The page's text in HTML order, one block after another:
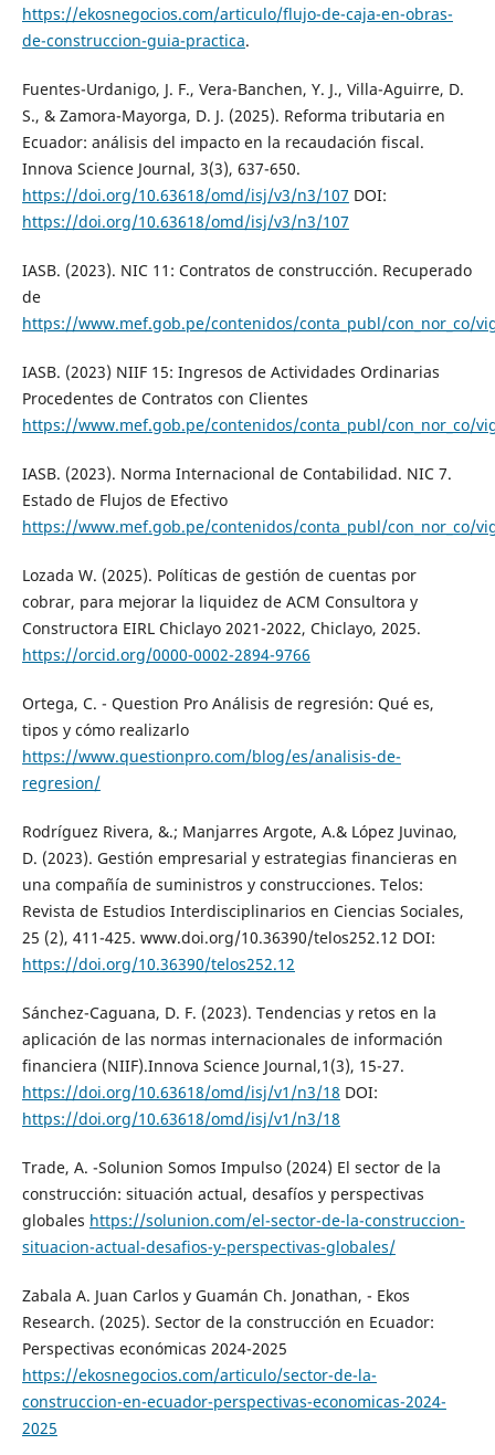
https://ekosnegocios.com/articulo/flujo-de-caja-en-obras-
de-construccion-guia-practica.
Fuentes-Urdanigo, J. F., Vera-Banchen, Y. J., Villa-Aguirre, D.
S., & Zamora-Mayorga, D. J. (2025). Reforma tributaria en
Ecuador: análisis del impacto en la recaudación fiscal.
Innova Science Journal, 3(3), 637-650.
https://doi.org/10.63618/omd/isj/v3/n3/107 DOI:
https://doi.org/10.63618/omd/isj/v3/n3/107
IASB. (2023). NIC 11: Contratos de construcción. Recuperado
de
https://www.mef.gob.pe/contenidos/conta_publ/con_nor_co/
IASB. (2023) NIIF 15: Ingresos de Actividades Ordinarias
Procedentes de Contratos con Clientes
https://www.mef.gob.pe/contenidos/conta_publ/con_nor_co/
IASB. (2023). Norma Internacional de Contabilidad. NIC 7.
Estado de Flujos de Efectivo
https://www.mef.gob.pe/contenidos/conta_publ/con_nor_co/
Lozada W. (2025). Políticas de gestión de cuentas por
cobrar, para mejorar la liquidez de ACM Consultora y
Constructora EIRL Chiclayo 2021-2022, Chiclayo, 2025.
https://orcid.org/0000-0002-2894-9766
Ortega, C. - Question Pro Análisis de regresión: Qué es,
tipos y cómo realizarlo
https://www.questionpro.com/blog/es/analisis-de-
regresion/
Rodríguez Rivera, &.; Manjarres Argote, A.& López Juvinao,
D. (2023). Gestión empresarial y estrategias financieras en
una compañía de suministros y construcciones. Telos:
Revista de Estudios Interdisciplinarios en Ciencias Sociales,
25 (2), 411-425. www.doi.org/10.36390/telos252.12 DOI:
https://doi.org/10.36390/telos252.12
Sánchez-Caguana, D. F. (2023). Tendencias y retos en la
aplicación de las normas internacionales de información
financiera (NIIF).Innova Science Journal,1(3), 15-27.
https://doi.org/10.63618/omd/isj/v1/n3/18 DOI:
https://doi.org/10.63618/omd/isj/v1/n3/18
Trade, A. -Solunion Somos Impulso (2024) El sector de la
construcción: situación actual, desafíos y perspectivas
globales https://solunion.com/el-sector-de-la-construccion-
situacion-actual-desafios-y-perspectivas-globales/
Zabala A. Juan Carlos y Guamán Ch. Jonathan, - Ekos
Research. (2025). Sector de la construcción en Ecuador:
Perspectivas económicas 2024-2025
https://ekosnegocios.com/articulo/sector-de-la-
construccion-en-ecuador-perspectivas-economicas-2024-
2025